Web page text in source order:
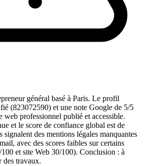
général basé à Paris. Le profil
(823072590) et une note Google de 5/5
web professionnel publié et accessible.
et le score de confiance global est de
signalent des mentions légales manquantes
avec des scores faibles sur certains
et site Web 30/100). Conclusion : à
des travaux.